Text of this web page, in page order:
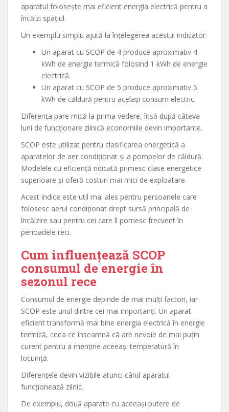
aparatul folosește mai eficient energia electrică pentru a
încălzi spațiul.
Un exemplu simplu ajută la înțelegerea acestui indicator:
Un aparat cu SCOP de 4 produce aproximativ 4
kWh de energie termică folosind 1 kWh de energie
electrică.
Un aparat cu SCOP de 5 produce aproximativ 5
kWh de căldură pentru același consum electric.
Diferența pare mică la prima vedere, însă după câteva
luni de funcționare zilnică economiile devin importante.
SCOP este utilizat pentru clasificarea energetică a
aparatelor de aer condiționat și a pompelor de căldură.
Modelele cu eficiență ridicată primesc clase energetice
superioare și oferă costuri mai mici de exploatare.
Acest indice este util mai ales pentru persoanele care
folosesc aerul condiționat drept sursă principală de
încălzire sau pentru cei care îl pornesc frecvent în
perioadele reci.
Cum influențează SCOP
consumul de energie în
sezonul rece
Consumul de energie depinde de mai mulți factori, iar
SCOP este unul dintre cei mai importanți. Un aparat
eficient transformă mai bine energia electrică în energie
termică, ceea ce înseamnă că are nevoie de mai puțin
curent pentru a menține aceeași temperatură în
locuință.
Diferențele devin vizibile atunci când aparatul
funcționează zilnic.
De exemplu, două aparate cu aceeași putere de